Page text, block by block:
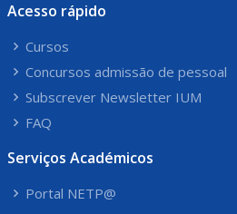
Acesso rápido
Cursos
Concursos admissão de pessoal
Subscrever Newsletter IUM
FAQ
Serviços Académicos
Portal NETP@